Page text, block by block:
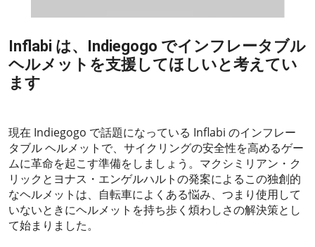
Inflabi は、Indiegogo でインフレータブル
ヘルメットを支援してほしいと考えてい
ます
現在 Indiegogo で話題になっている Inflabi のインフレー
タブル ヘルメットで、サイクリングの安全性を高めるゲー
ムに革命を起こす準備をしましょう。マクシミリアン・ク
リックとヨナス・エンゲルハルトの発案によるこの独創的
なヘル​​メットは、自転車によくある悩み、つまり使用して
いないときにヘルメットを持ち歩く煩わしさの解決策とし
て始まりました。